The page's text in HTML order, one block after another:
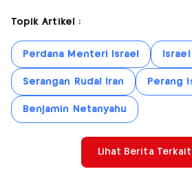
Topik Artikel :
Perdana Menteri Israel Israel
Serangan Rudal Iran Perang
Benjamin Netanyahu
Lihat Berita Terkait